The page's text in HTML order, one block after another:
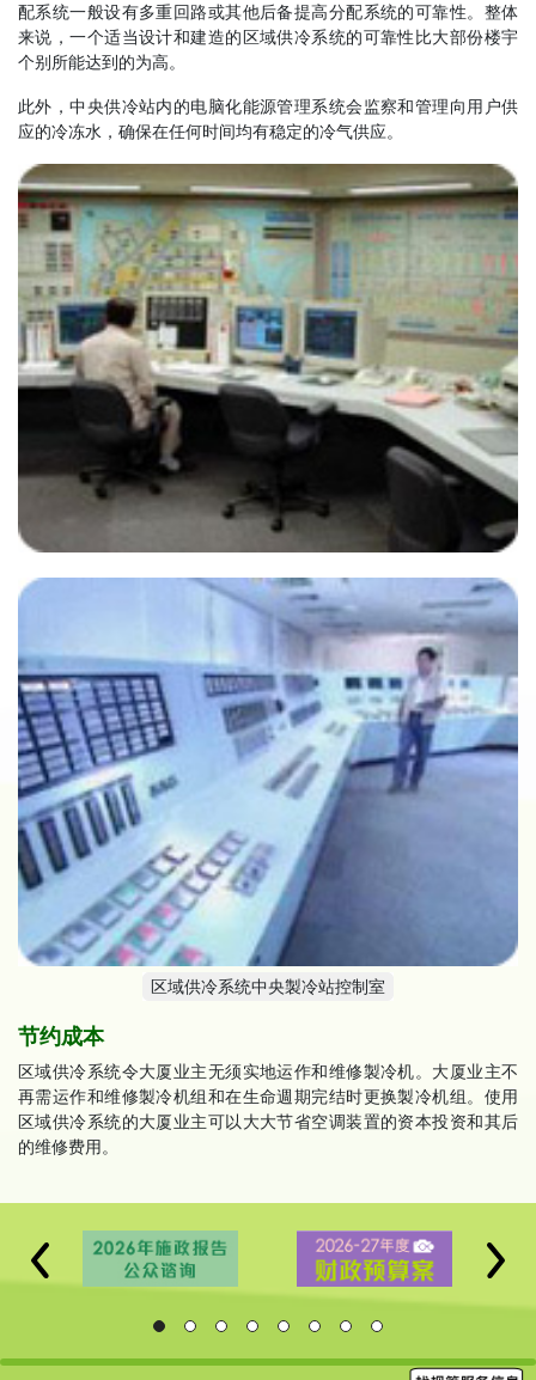
配系统一般设有多重回路或其他后备提高分配系统的可靠性。整体
来说，一个适当设计和建造的区域供冷系统的可靠性比大部份楼宇
个别所能达到的为高。
此外，中央供冷站内的电脑化能源管理系统会监察和管理向用户供
应的冷冻水，确保在任何时间均有稳定的冷气供应。
区域供冷系统中央製冷站控制室
节约成本
区域供冷系统令大厦业主无须实地运作和维修製冷机。大厦业主不
再需运作和维修製冷机组和在生命週期完结时更换製冷机组。使用
区域供冷系统的大厦业主可以大大节省空调装置的资本投资和其后
的维修费用。